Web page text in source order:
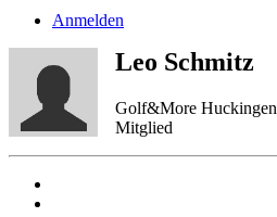
Anmelden
Leo Schmitz
Golf&More Huckingen
Mitglied